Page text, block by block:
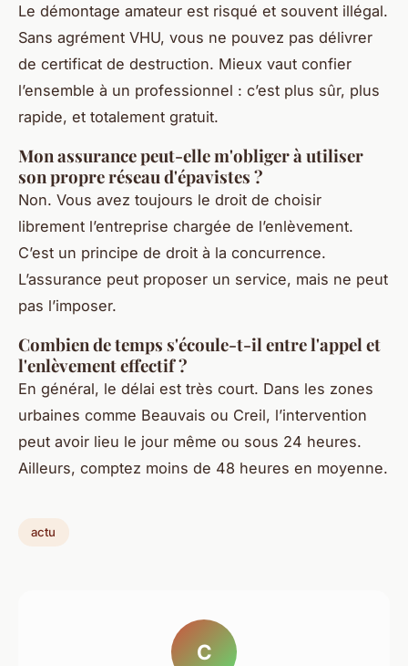
Le démontage amateur est risqué et souvent illégal.
Sans agrément VHU, vous ne pouvez pas délivrer
de certificat de destruction. Mieux vaut confier
l’ensemble à un professionnel : c’est plus sûr, plus
rapide, et totalement gratuit.
Mon assurance peut-elle m'obliger à utiliser
son propre réseau d'épavistes ?
Non. Vous avez toujours le droit de choisir
librement l’entreprise chargée de l’enlèvement.
C’est un principe de droit à la concurrence.
L’assurance peut proposer un service, mais ne peut
pas l’imposer.
Combien de temps s'écoule-t-il entre l'appel et
l'enlèvement effectif ?
En général, le délai est très court. Dans les zones
urbaines comme Beauvais ou Creil, l’intervention
peut avoir lieu le jour même ou sous 24 heures.
Ailleurs, comptez moins de 48 heures en moyenne.
actu
C